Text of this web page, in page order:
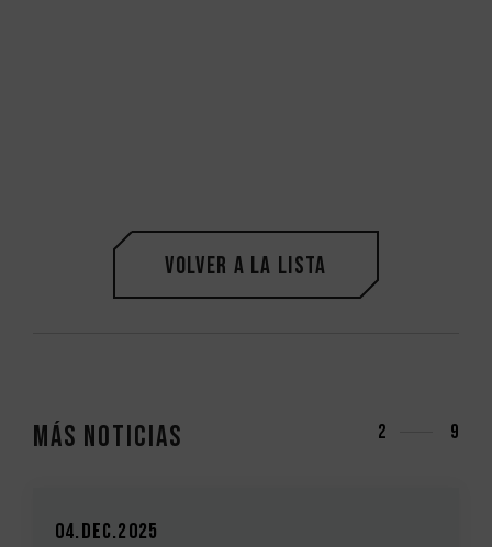
Volver a la lista
Más noticias 2 9
04.Dec.2025